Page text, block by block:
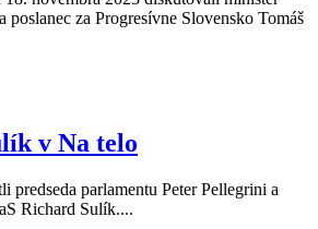
poslanec za Progresívne Slovensko Tomáš
v Na telo
predseda parlamentu Peter Pellegrini a
Richard Sulík....